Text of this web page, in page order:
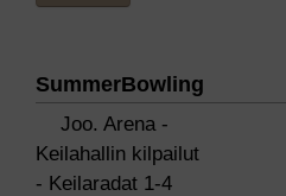
SummerBowling
Joo. Arena -
Keilahallin kilpailut
- Keilaradat 1-4